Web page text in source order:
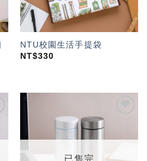
NTU校園生活手提袋
NT$330
望輕